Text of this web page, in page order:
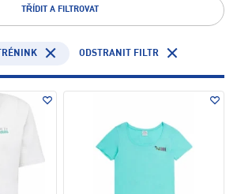
TŘÍDIT A FILTROVAT
TRÉNINK ODSTRANIT FILTR